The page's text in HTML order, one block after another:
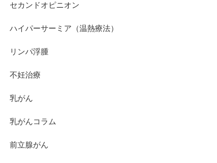
セカンドオピニオン
ハイパーサーミア（温熱療法）
リンパ浮腫
不妊治療
乳がん
乳がんコラム
前立腺がん